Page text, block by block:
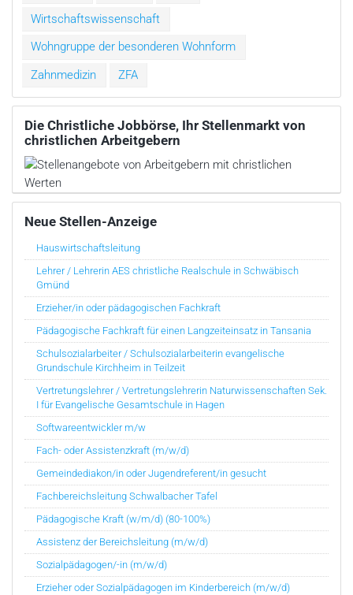
Wirtschaftswissenschaft
Wohngruppe der besonderen Wohnform
Zahnmedizin
ZFA
Die Christliche Jobbörse, Ihr Stellenmarkt von
christlichen Arbeitgebern
Neue Stellen-Anzeige
Hauswirtschaftsleitung
Lehrer / Lehrerin AES christliche Realschule in Schwäbisch
Gmünd
Erzieher/in oder pädagogischen Fachkraft
Pädagogische Fachkraft für einen Langzeiteinsatz in Tansania
Schulsozialarbeiter / Schulsozialarbeiterin evangelische
Grundschule Kirchheim in Teilzeit
Vertretungslehrer / Vertretungslehrerin Naturwissenschaften Sek.
I für Evangelische Gesamtschule in Hagen
Softwareentwickler m/w
Fach- oder Assistenzkraft (m/w/d)
Gemeindediakon/in oder Jugendreferent/in gesucht
Fachbereichsleitung Schwalbacher Tafel
Pädagogische Kraft (w/m/d) (80-100%)
Assistenz der Bereichsleitung (m/w/d)
Sozialpädagogen/-in (m/w/d)
Erzieher oder Sozialpädagogen im Kinderbereich (m/w/d)